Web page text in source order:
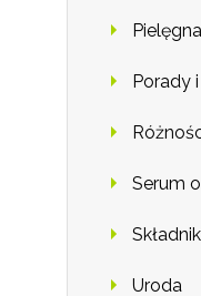
Porady
Serum
Uroda